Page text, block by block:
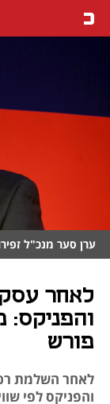
ערן סער מנכ"ל
לאחר
והפניקס:
פורש
לאחר השלמת